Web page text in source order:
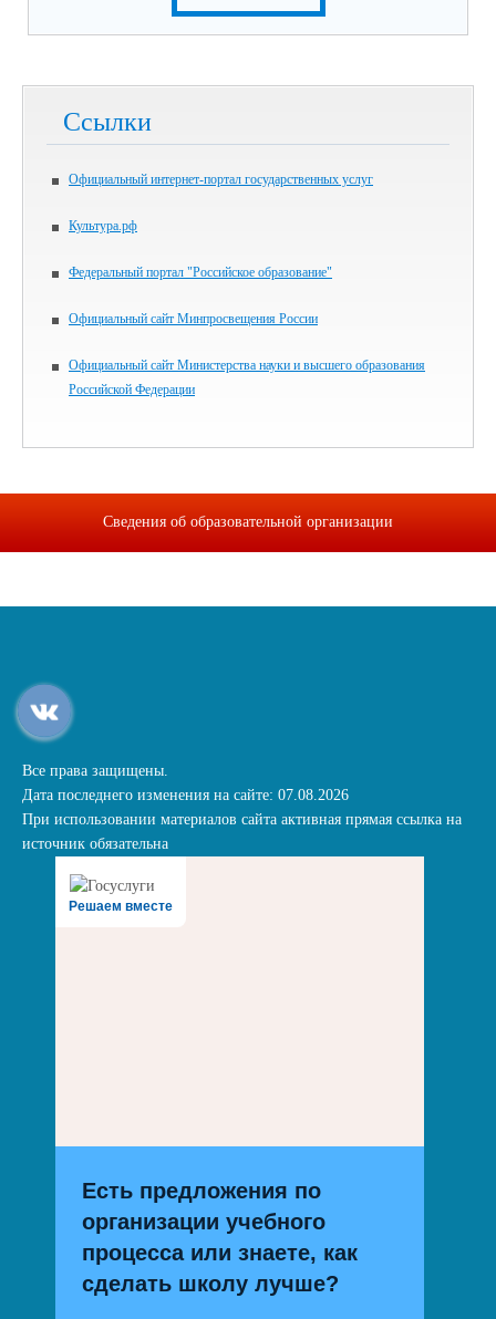
Ссылки
Официальный интернет-портал государственных услуг
Культура.рф
Федеральный портал "Российское образование"
Официальный сайт Минпросвещения России
Официальный сайт Министерства науки и высшего образования
Российской Федерации
Сведения об образовательной организации
Все права защищены.
Дата последнего изменения на сайте: 07.08.2026
При использовании материалов сайта активная прямая ссылка на
источник обязательна
Решаем вместе
Есть предложения по
организации учебного
процесса или знаете, как
сделать школу лучше?